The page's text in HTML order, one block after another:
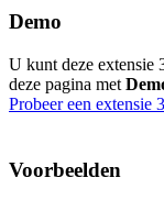
Demo
U kunt deze extensie
deze pagina met
Probeer een extensie
Voorbeelden